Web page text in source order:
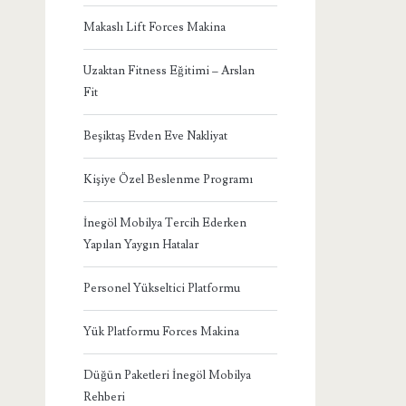
Makaslı Lift Forces Makina
Uzaktan Fitness Eğitimi – Arslan
Fit
Beşiktaş Evden Eve Nakliyat
Kişiye Özel Beslenme Programı
İnegöl Mobilya Tercih Ederken
Yapılan Yaygın Hatalar
Personel Yükseltici Platformu
Yük Platformu Forces Makina
Düğün Paketleri İnegöl Mobilya
Rehberi